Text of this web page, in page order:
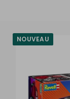
NOUVEAU